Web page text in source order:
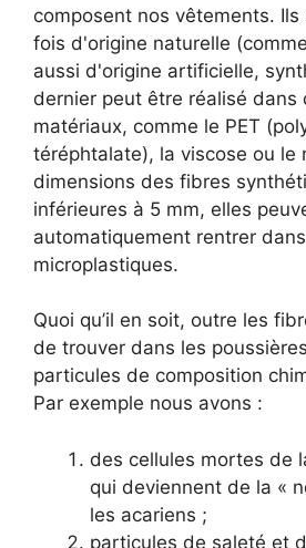
composent nos vêtements.
fois d'origine naturelle
aussi d'origine artificielle,
dernier peut être réalisé dans
matériaux, comme le PET
téréphtalate), la viscose ou le
dimensions des fibres
inférieures à 5 mm, elles
automatiquement rentrer
microplastiques.
Quoi qu’il en soit, outre les
de trouver dans les
particules de composition
Par exemple nous avons :
des cellules mortes de
qui deviennent de la «
les acariens ;
particules de saleté et